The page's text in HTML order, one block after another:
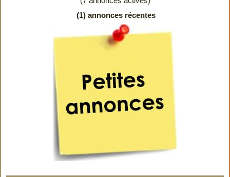
(1) annonces récentes